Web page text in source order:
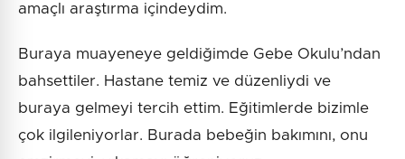
amaçlı araştırma içindeydim.
Buraya muayeneye geldiğimde Gebe Okulu’ndan
bahsettiler. Hastane temiz ve düzenliydi ve
buraya gelmeyi tercih ettim. Eğitimlerde bizimle
çok ilgileniyorlar. Burada bebeğin bakımını, onu